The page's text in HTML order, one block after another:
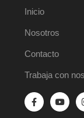
Inicio
Nosotros
Contacto
Trabaja con